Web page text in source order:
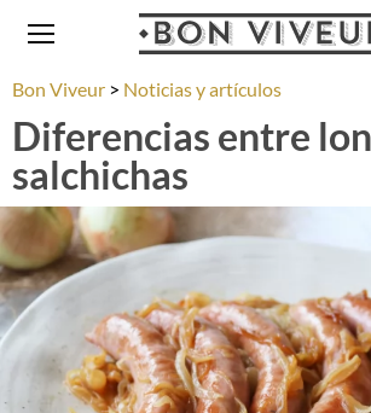
Bon Viveur Noticias y artículos
Diferencias entre
salchichas